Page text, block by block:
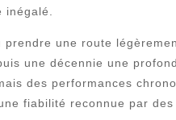
une route
une décennie une
des performances
fiabilité reconnue par